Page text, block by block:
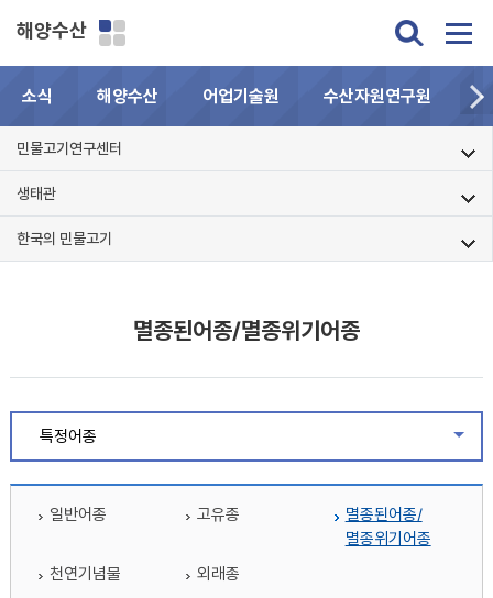
해양수산
소식 해양수산 어업기술원 수산자원연구원
민물고기연구센터
생태관
한국의 민물고기
멸종된어종/멸종위기어종
특정어종
일반어종 고유종
멸종된어종/
멸종위기어종
천연기념물
외래종